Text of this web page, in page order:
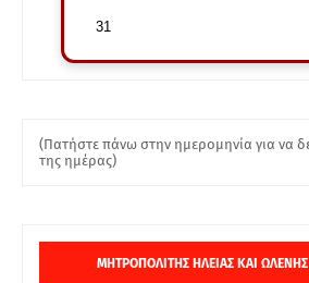
31
(Πατήστε πάνω στην ημερομηνία για να
της ημέρας)
ΜΗΤΡΟΠΟΛΙΤΗΣ ΗΛΕΙΑΣ ΚΑΙ